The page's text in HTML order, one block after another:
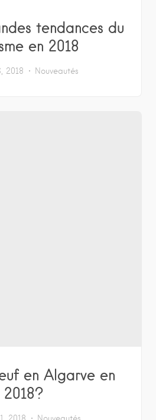
tendances du
en 2018
2018 Nouveautés
en Algarve en
2018?